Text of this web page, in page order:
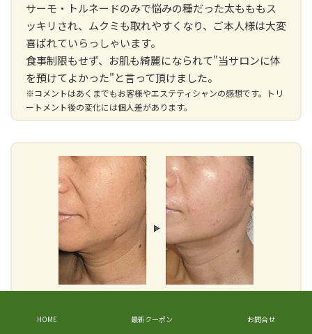
サーモ・トルネードのみで悩みの種だった太もももス
ッキリされ、ムクミも取れやすくなり、ご本人様は大変
喜ばれていらっしゃいます。
食事制限もせず、お肌も綺麗になられて"当サロンに体
を預けてよかった"と言って頂けました。
※コメントはあくまでもお客様やエステティシャンの感想です。トリ
ートメント後の変化には個人差があります。
HOME 最新クーポン お問合せ